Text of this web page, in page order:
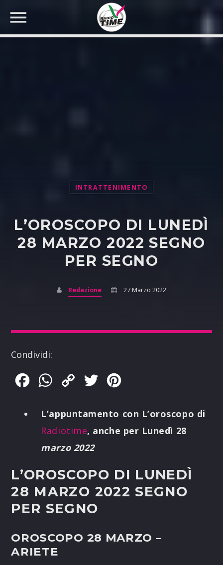
INTRATTENIMENTO
L’OROSCOPO DI LUNEDÌ
28 MARZO 2022 SEGNO
PER SEGNO
Redazione 27 Marzo 2022
Condividi:
FacebookWhatsApp
Copy
Twitter
L’appuntamento con L’oroscopo di
Radiotime, anche per Lunedì 28
marzo 2022
L’OROSCOPO DI LUNEDÌ
28 MARZO 2022 SEGNO
PER SEGNO
OROSCOPO 28 MARZO –
ARIETE